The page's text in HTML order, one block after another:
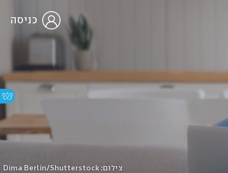
כניסה
צילום: Dima Berlin/Shutterstock